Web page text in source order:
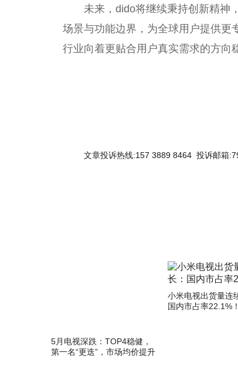
未来，dido将继续秉持创新精神
场景与功能边界，为全球用户提供更
行业向着更贴合用户真实需求的方向
文章投诉热线:157 3889 8464 投诉邮箱
5月电视深跌：TOP4稳健，
第一名“更迭”，市场均价提升
小米电视出货量连
国内市占率22.1%！